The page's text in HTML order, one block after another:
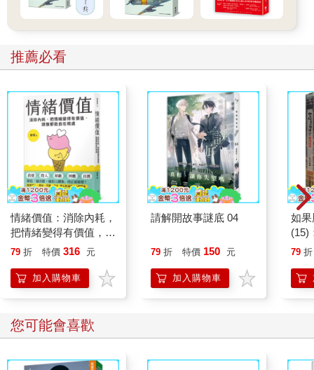
飛機載每個人返鄉一個禮拜。
戶戶隔得很遠，根本沒人看到周爺爺被抓走，毫無兒子音訊的母
親哭得傷心極了，哥哥也嚇到頻喊：「弟弟沒有了、弟弟沒有
了……。」誰都沒想到兩年後還可以再相聚。
但一星期後原機返回哈爾濱，這一別，就是八十多年沒再見過家
人一眼。
重回哈爾濱的周爺爺八歲，編列為幼兒兵，「高的一個隊、矮的
一個隊，我是個子中。」
幼兒兵每天要做的就是跟著教練，以木子梆和帆布組合成的訓練
機學習開飛機。周爺爺說，別小看這陽春的自製飛機，據說滑翔
功能還很好。
這群幼兒兵又稱「小兒拐」，負責後守，也是將來上戰場的儲備
兵力。沒有槍時，他們就去撿日本人丟棄的刀來訓練砍殺；一直
到十六歲，周爺爺才駕駛上真正的飛機，主要敵人是他以四川土
話稱呼「矮兒鬼」的日本人，「矮子，他們很矮嘛。」
員會的祕書長是宋美齡女士，總指揮是周至柔，也就是後來的第
推薦必看
情緒價值：消除內耗，
把情緒變得有價值，跟
誰都能自在相處
79 折 特價 316 元
加入購物車
請解開故事謎底 04
79 折 特價 150 元
加入購物車
如
(15)
貓
79 折
您可能會喜歡